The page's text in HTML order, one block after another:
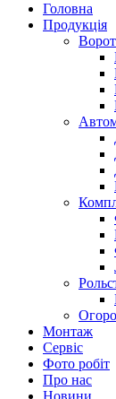
Головна
Продукція
Монтаж
Сервіс
Фото робіт
Про нас